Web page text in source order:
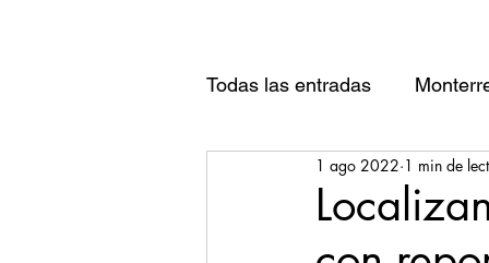
Todas las entradas
Santa Catarina San
1 ago 2022 1 min de